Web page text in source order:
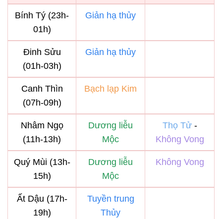
Bính Tý (23h-
01h)
Giản hạ thủy
Đinh Sửu
(01h-03h)
Giản hạ thủy
Canh Thìn
(07h-09h)
Bạch lạp Kim
Nhâm Ngọ
(11h-13h)
Dương liễu
Mộc
Thọ Tử-
Không Vong
Quý Mùi (13h-
15h)
Dương liễu
Mộc
Không Vong
Ất Dậu (17h-
19h)
Tuyền trung
Thủy